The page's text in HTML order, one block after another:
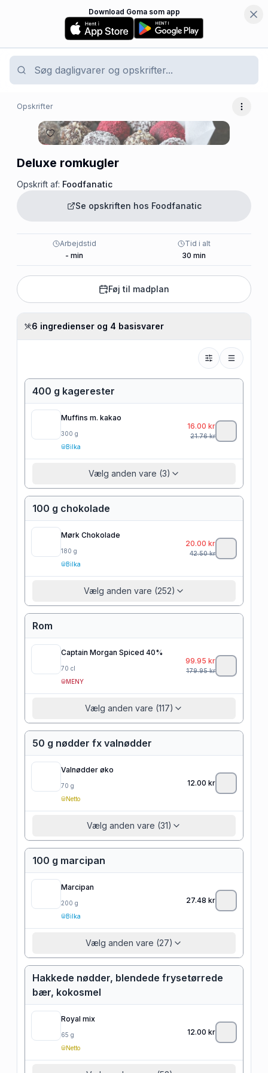
Download Goma som app
Opskrifter Flere
Deluxe romkugler
Opskrift af: Foodfanatic
Se opskriften hos Foodfanatic
Arbejdstid
- min
Tid i alt
30 min
Føj til madplan
6 ingredienser og 4 basisvarer
400 g kagerester
Muffins m. kakao
300 g
Bilka
16.00 kr
21.76kr
Vælg anden vare (3)
100 g chokolade
Mørk Chokolade
180 g
Bilka
20.00 kr
42.50kr
Vælg anden vare (252)
Rom
Captain Morgan Spiced 40%
70 cl
MENY
99.95 kr
179.95kr
Vælg anden vare (117)
50 g nødder fx valnødder
Valnødder øko
70 g
Netto
12.00 kr
Vælg anden vare (31)
100 g marcipan
Marcipan
200 g
Bilka
27.48 kr
Vælg anden vare (27)
Hakkede nødder, blendede frysetørrede
bær, kokosmel
Royal mix
65 g
Netto
12.00 kr